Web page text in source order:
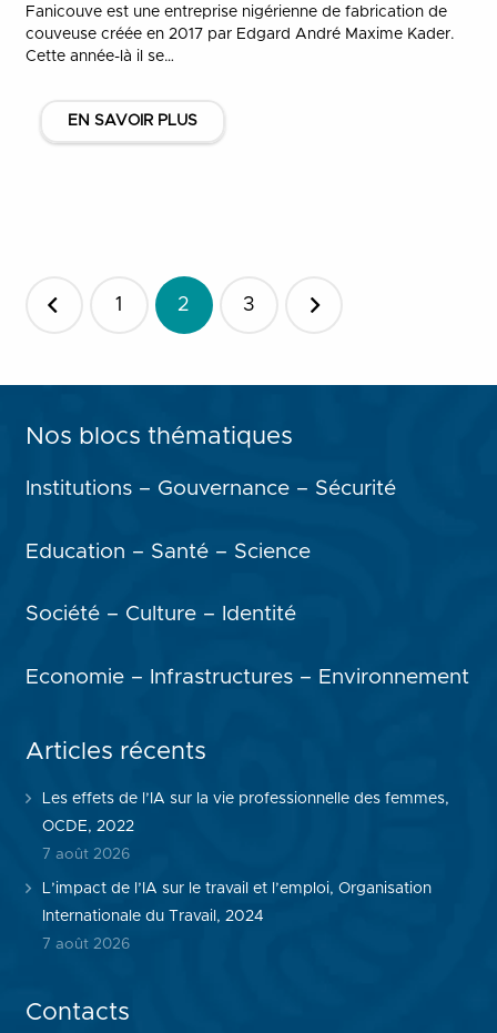
Fanicouve est une entreprise nigérienne de fabrication de
couveuse créée en 2017 par Edgard André Maxime Kader.
Cette année-là il se…
EN SAVOIR PLUS
Pagination
1 2 3
Nos blocs thématiques
Institutions – Gouvernance – Sécurité
Education – Santé – Science
Société – Culture – Identité
Economie – Infrastructures – Environnement
Articles récents
Les effets de l’IA sur la vie professionnelle des femmes,
OCDE, 2022
7 août 2026
L’impact de l’IA sur le travail et l’emploi, Organisation
Internationale du Travail, 2024
7 août 2026
Contacts